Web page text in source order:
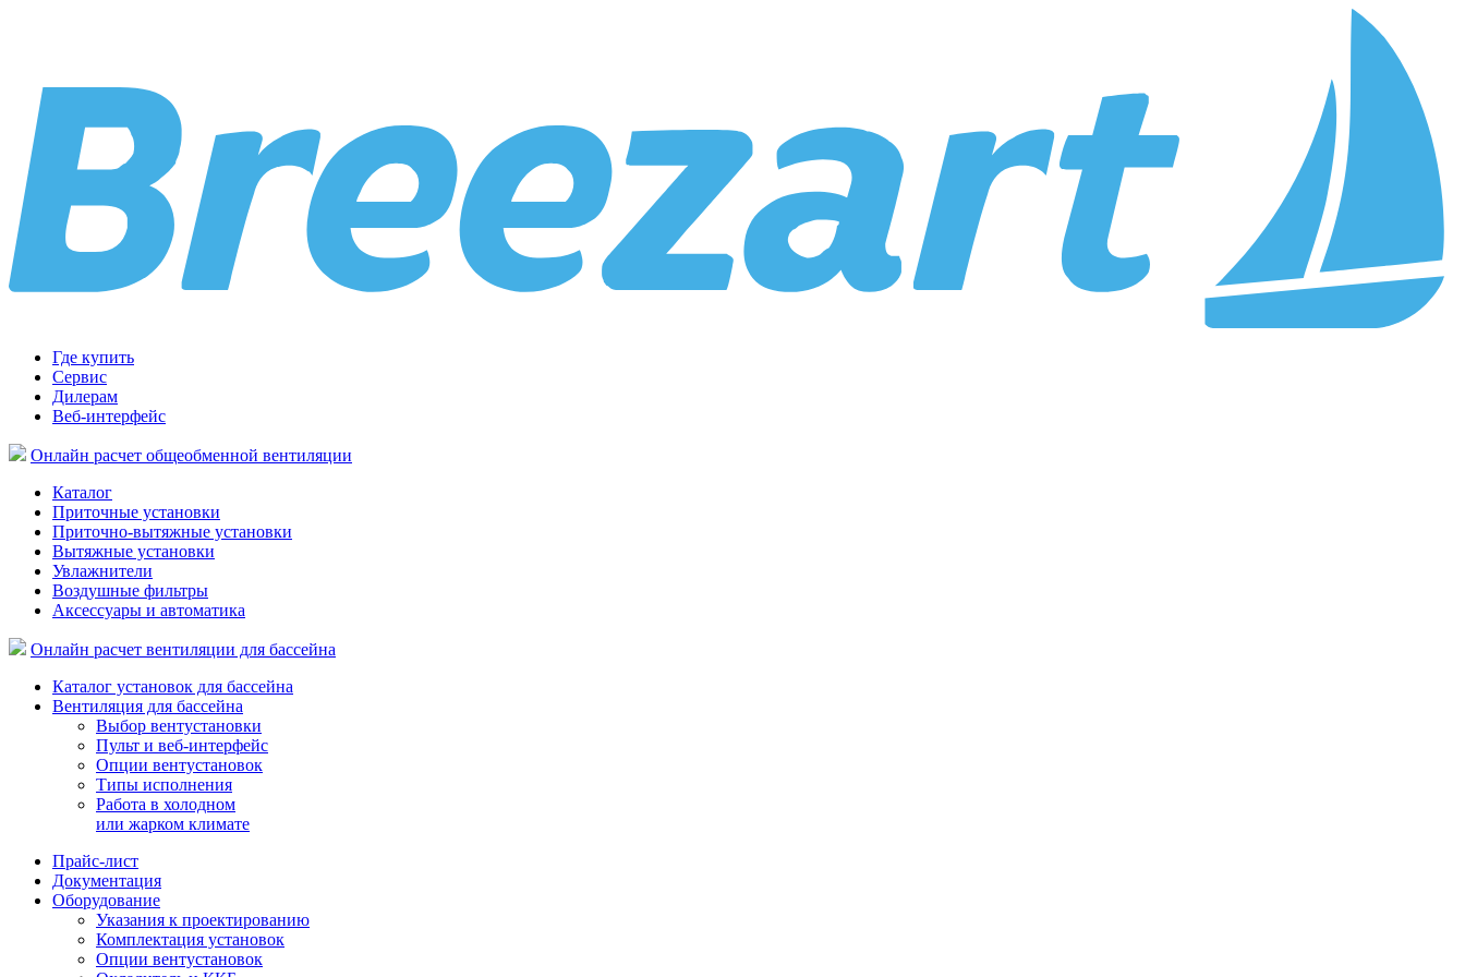
Где купить
Сервис
Дилерам
Веб-интерфейс
Онлайн расчет общеобменной вентиляции
Каталог
Приточные установки
Приточно-вытяжные установки
Вытяжные установки
Увлажнители
Воздушные фильтры
Аксессуары и автоматика
Онлайн расчет вентиляции для бассейна
Каталог установок для бассейна
Вентиляция для бассейна
Выбор вентустановки
Пульт и веб-интерфейс
Опции вентустановок
Типы исполнения
Работа в холодном
или жарком климате
Прайс-лист
Документация
Оборудование
Указания к проектированию
Комплектация установок
Опции вентустановок